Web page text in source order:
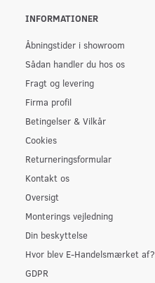
INFORMATIONER
Åbningstider i showroom
Sådan handler du hos os
Fragt og levering
Firma profil
Betingelser & Vilkår
Cookies
Returneringsformular
Kontakt os
Oversigt
Monterings vejledning
Din beskyttelse
Hvor blev E-Handelsmærket af?
GDPR